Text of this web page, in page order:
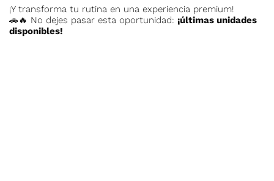
¡Y transforma tu rutina en una experiencia premium!
🚗🔥 No dejes pasar esta oportunidad: ¡últimas unidades
disponibles!